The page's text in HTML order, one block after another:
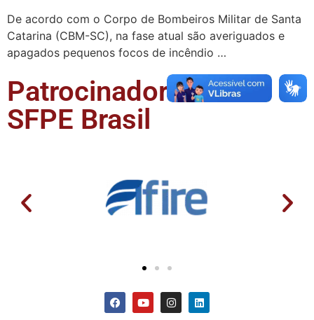
De acordo com o Corpo de Bombeiros Militar de Santa
Catarina (CBM-SC), na fase atual são averiguados e
apagados pequenos focos de incêndio …
Patrocinadores da
SFPE Brasil